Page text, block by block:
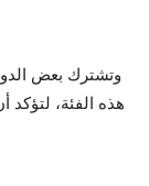
وتشترك بعض
هذه الفئة،